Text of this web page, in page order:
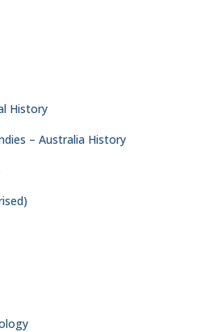
History
– Australia History